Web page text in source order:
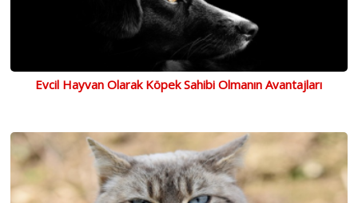
Evcil Hayvan Olarak Köpek Sahibi Olmanın Avantajları